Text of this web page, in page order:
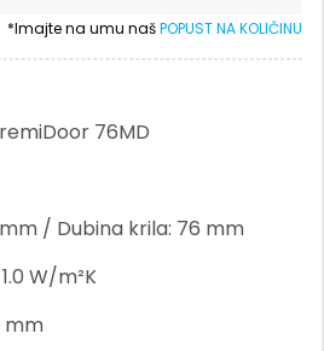
*Imajte na umu našPOPUST NA KOLIČINU
76MD
/ Dubina krila: 76 mm
W/m²K
mm